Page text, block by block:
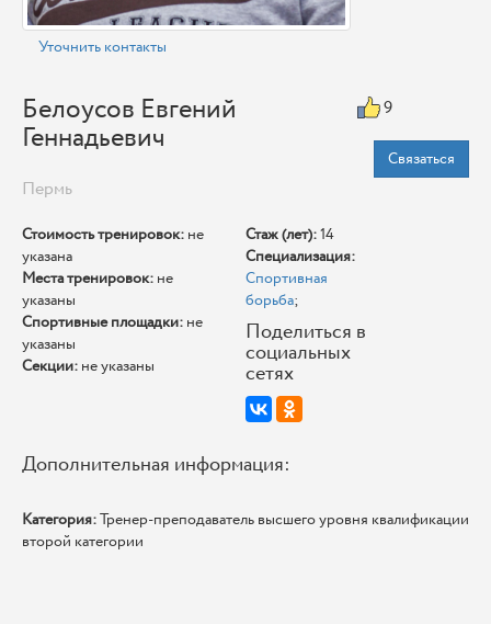
Уточнить контакты
Белоусов Евгений
Геннадьевич
9
Связаться
Пермь
Стоимость тренировок: не
указана
Места тренировок: не
указаны
Спортивные площадки: не
указаны
Секции: не указаны
Стаж (лет):14
Специализация:
Спортивная
борьба;
Поделиться в
социальных
сетях
Дополнительная информация:
Категория:Тренер-преподаватель высшего уровня квалификации
второй категории